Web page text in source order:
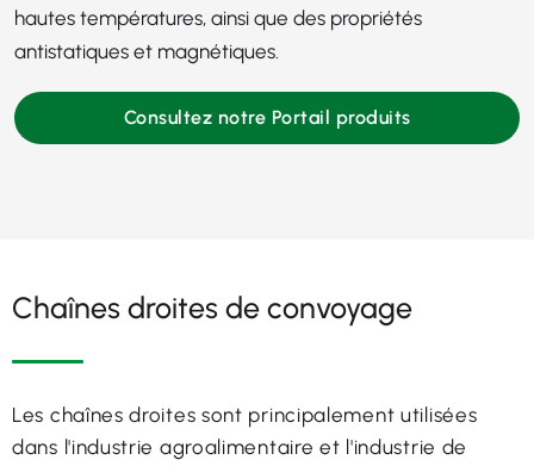
hautes températures, ainsi que des propriétés
antistatiques et magnétiques.
Consultez notre Portail produits
Chaînes droites de convoyage
Les chaînes droites sont principalement utilisées
dans l'industrie agroalimentaire et l'industrie de